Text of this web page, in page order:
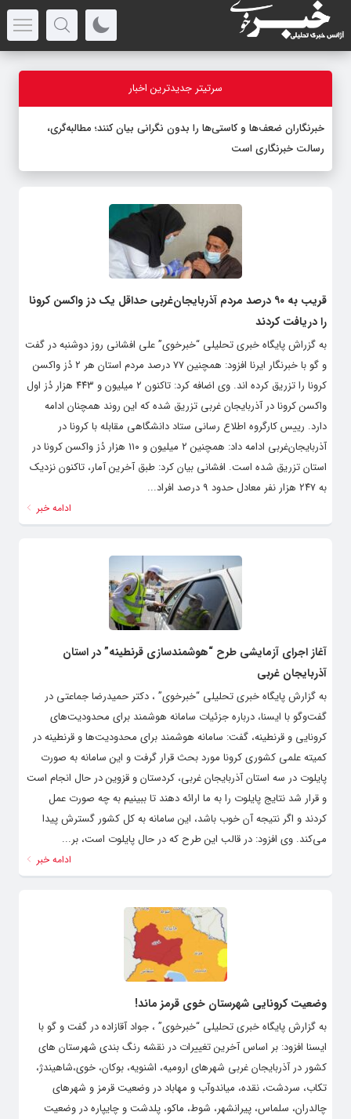
سرتیتر جدیدترین اخبار
خبرنگاران ضعف‌ها و کاستی‌ها را بدون نگرانی بیان کنند؛ مطالبه‌گری،
رسالت خبرنگاری است
قریب به ۹۰ درصد مردم آذربایجان‌غربی حداقل یک دز واکسن کرونا
را دریافت کردند
به گزراش پایگاه خبری تحلیلی “خبرخوی” علی افشانی روز دوشنبه در گفت
و گو با خبرنگار ایرنا افزود: همچنین ۷۷ درصد مردم استان هر ۲ دُز واکسن
کرونا را تزریق کرده اند. وی اضافه کرد: تاکنون ۲ میلیون و ۴۴۳ هزار دُز اول
واکسن کرونا در آذربایجان غربی تزریق شده که این روند همچنان ادامه
دارد. رییس کارگروه اطلاع رسانی ستاد دانشگاهی مقابله با کرونا در
آذربایجان‌غربی ادامه داد: همچنین ۲ میلیون و ۱۱۰ هزار دُز واکسن کرونا در
استان تزریق شده است. افشانی بیان کرد: طبق آخرین آمار، تاکنون نزدیک
به ۲۴۷ هزار نفر معادل حدود ۹ درصد افراد...
ادامه خبر
آغاز اجرای آزمایشی طرح “هوشمندسازی قرنطینه” در استان
آذربایجان غربی
به گزارش پایگاه خبری تحلیلی “خبرخوی” ، دکتر حمیدرضا جماعتی در
گفت‌وگو با ایسنا، درباره جزئیات سامانه هوشمند برای محدودیت‌های
کرونایی و قرنطینه، گفت: سامانه هوشمند برای محدودیت‌ها و قرنطینه در
کمیته علمی کشوری کرونا مورد بحث قرار گرفت و این سامانه به صورت
پایلوت در سه استان آذربایجان غربی، کردستان و قزوین در حال انجام است
و قرار شد نتایج پایلوت را به ما ارائه دهند تا ببینیم به چه صورت عمل
کردند و اگر نتیجه آن خوب باشد، این سامانه به کل کشور گسترش پیدا
می‌کند. وی افزود: در قالب این طرح که در حال پایلوت است، بر...
ادامه خبر
وضعیت کرونایی شهرستان خوی قرمز ماند!
به گزارش پایگاه خبری تحلیلی “خبرخوی” ، جواد آقازاده در گفت و گو با
ایسنا افزود: بر اساس آخرین تغییرات در نقشه رنگ بندی شهرستان های
کشور در آذربایجان غربی شهرهای ارومیه، اشنویه، بوکان، خوی،شاهیندژ،
تکاب، سردشت، نقده، میاندوآب و مهاباد در وضعیت قرمز و شهرهای
چالدران، سلماس، پیرانشهر، شوط، ماکو، پلدشت و چایپاره در وضعیت